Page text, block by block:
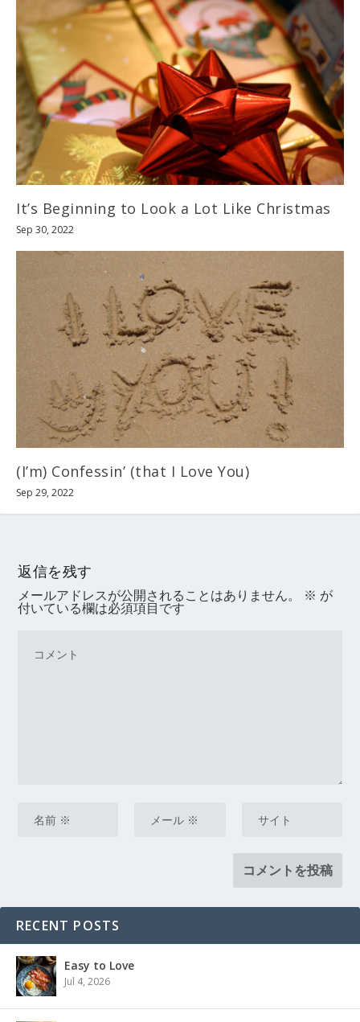
It’s Beginning to Look a Lot Like Christmas
Sep 30, 2022
(I’m) Confessin’ (that I Love You)
Sep 29, 2022
返信を残す
メールアドレスが公開されることはありません。 ※ が
付いている欄は必須項目です
RECENT POSTS
Easy to Love
Jul 4, 2026